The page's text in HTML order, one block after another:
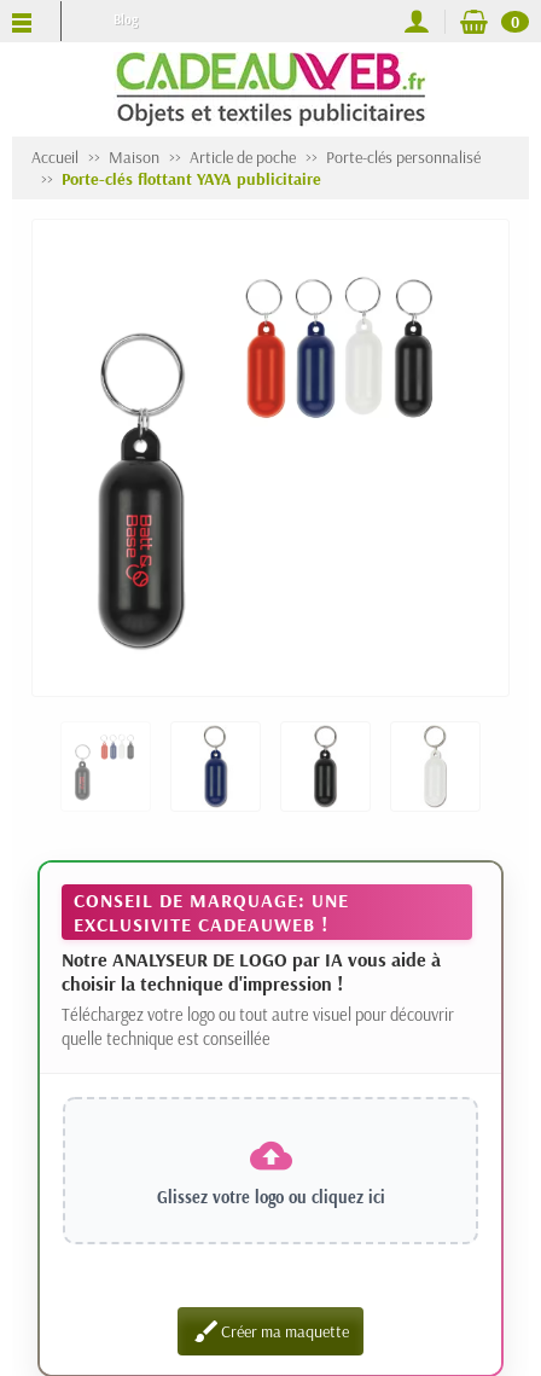
Blog 0
Accueil Maison Article de poche
Porte-clés personnalisé
Porte-clés flottant YAYA publicitaire
CONSEIL DE MARQUAGE: UNE
EXCLUSIVITE CADEAUWEB !
Notre ANALYSEUR DE LOGO par IA vous aide à
choisir la technique d'impression !
Téléchargez votre logo ou tout autre visuel pour découvrir
quelle technique est conseillée
Glissez votre logo ou cliquez ici
brushCréer ma maquette